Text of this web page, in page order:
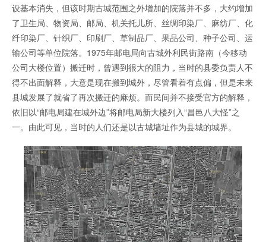
设基本消失，但该时期古城范围之外增加的院落并不多，大约增加
了卫生局、物资局、邮局、机关托儿所、丝绸印染厂、麻纺厂、化
纤印染厂、针织厂、印刷厂、草制品厂、果品公司、种子公司、运
输公司等单位院落。1975年邮电局向古城外利民街路南（今移动
公司大楼位置）搬迁时，曾遇到很大的阻力，当时的县委负责人不
得不出面解释，大意是现在搬到城外，尽管看着有点偏，但是未来
县城发展了就省了再次搬迁的麻烦。而民间并不接受官方的解释，
依旧以“邮电局建在城外边”将邮电局新大楼列入“昌邑八大怪”之
一。由此可见，当时的人们还是以古城墙址作为县城的城界。